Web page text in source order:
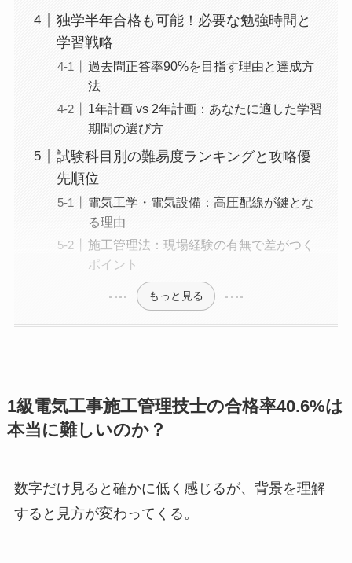
独学半年合格も可能！必要な勉強時間と
学習戦略
過去問正答率90%を目指す理由と達成方
法
1年計画 vs 2年計画：あなたに適した学習
期間の選び方
試験科目別の難易度ランキングと攻略優
先順位
電気工学・電気設備：高圧配線が鍵とな
る理由
施工管理法：現場経験の有無で差がつく
ポイント
もっと見る
1級電気工事施工管理技士の合格率40.6%は
本当に難しいのか？
数字だけ見ると確かに低く感じるが、背景を理解
すると見方が変わってくる。